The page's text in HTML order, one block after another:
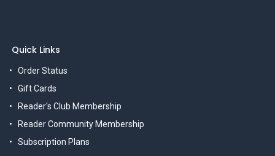
Quick Links
Order Status
Gift Cards
Reader's Club Membership
Reader Community Membership
Subscription Plans